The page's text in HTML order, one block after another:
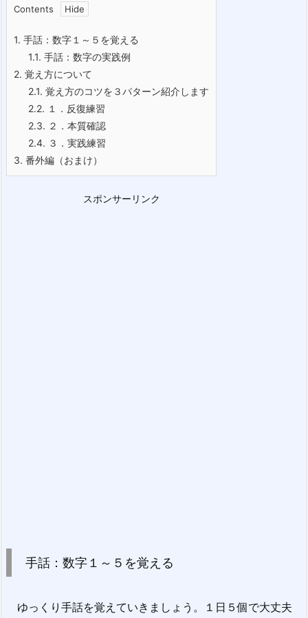
Contents
1. 手話：数字１～５を覚える
1.1. 手話：数字の実践例
2. 覚え方について
2.1. 覚え方のコツを３パターン紹介します
2.2. １．反復練習
2.3. ２．本質確認
2.4. ３．実践練習
3. 番外編（おまけ）
スポンサーリンク
手話：数字１～５を覚える
ゆっくり手話を覚えていきましょう。１日５個で大丈夫